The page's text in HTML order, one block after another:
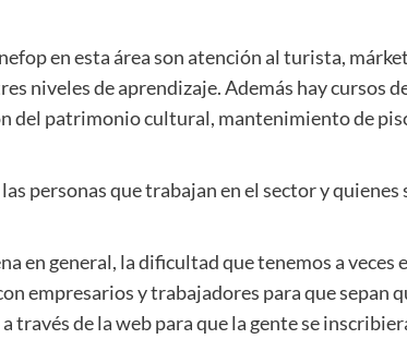
en esta área son atención al turista,
niveles de aprendizaje. Además hay cursos
del patrimonio cultural, mantenimiento de
personas que trabajan en el sector y
en general, la dificultad que tenemos a
empresarios y trabajadores para que sepan
través de la web para que la gente se